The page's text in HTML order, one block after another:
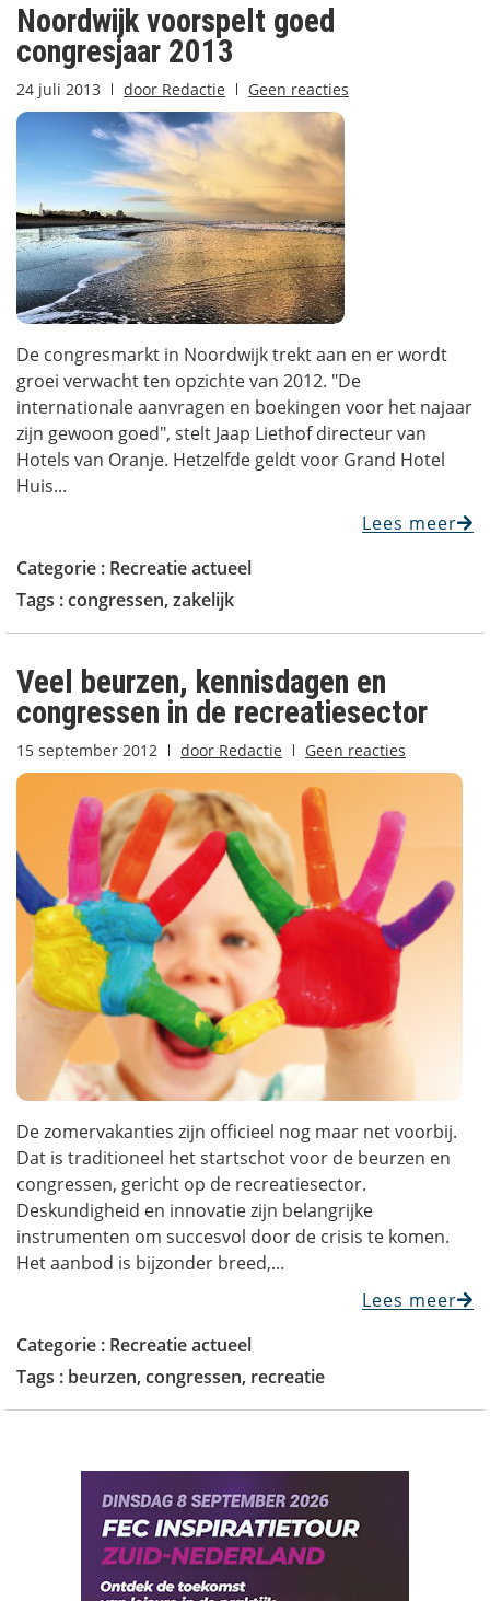
Noordwijk voorspelt goed
congresjaar 2013
24 juli 2013 door Redactie Geen reacties
De congresmarkt in Noordwijk trekt aan en er wordt
groei verwacht ten opzichte van 2012. "De
internationale aanvragen en boekingen voor het najaar
zijn gewoon goed", stelt Jaap Liethof directeur van
Hotels van Oranje. Hetzelfde geldt voor Grand Hotel
Huis...
Lees meer
Categorie : Recreatie actueel
Tags :congressen, zakelijk
Veel beurzen, kennisdagen en
congressen in de recreatiesector
15 september 2012 door Redactie Geen reacties
De zomervakanties zijn officieel nog maar net voorbij.
Dat is traditioneel het startschot voor de beurzen en
congressen, gericht op de recreatiesector.
Deskundigheid en innovatie zijn belangrijke
instrumenten om succesvol door de crisis te komen.
Het aanbod is bijzonder breed,...
Lees meer
Categorie : Recreatie actueel
Tags : beurzen, congressen, recreatie